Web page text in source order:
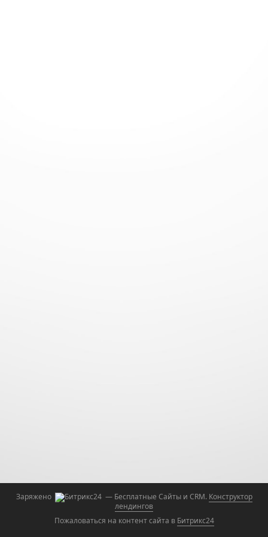
Заряжено — Бесплатные Сайты и CRM. Конструктор
лендингов
Пожаловаться на контент cайта в Битрикс24